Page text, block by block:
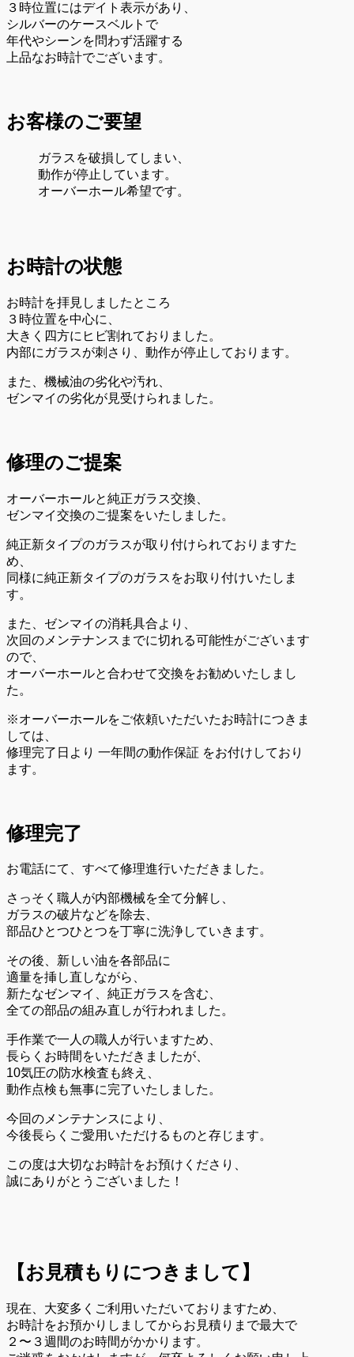
３時位置にはデイト表示があり、
シルバーのケースベルトで
年代やシーンを問わず活躍する
上品なお時計でございます。
お客様のご要望
ガラスを破損してしまい、
動作が停止しています。
オーバーホール希望です。
お時計の状態
お時計を拝見しましたところ
３時位置を中心に、
大きく四方にヒビ割れておりました。
内部にガラスが刺さり、動作が停止しております。
また、機械油の劣化や汚れ、
ゼンマイの劣化が見受けられました。
修理のご提案
オーバーホールと純正ガラス交換、
ゼンマイ交換のご提案をいたしました。
純正新タイプのガラスが取り付けられておりますた
め、
同様に純正新タイプのガラスをお取り付けいたしま
す。
また、ゼンマイの消耗具合より、
次回のメンテナンスまでに切れる可能性がございます
ので、
オーバーホールと合わせて交換をお勧めいたしまし
た。
※オーバーホールをご依頼いただいたお時計につきま
しては、
修理完了日より 一年間の動作保証 をお付けしており
ます。
修理完了
お電話にて、すべて修理進行いただきました。
さっそく職人が内部機械を全て分解し、
ガラスの破片などを除去、
部品ひとつひとつを丁寧に洗浄していきます。
その後、新しい油を各部品に
適量を挿し直しながら、
新たなゼンマイ、純正ガラスを含む、
全ての部品の組み直しが行われました。
手作業で一人の職人が行いますため、
長らくお時間をいただきましたが、
10気圧の防水検査も終え、
動作点検も無事に完了いたしました。
今回のメンテナンスにより、
今後長らくご愛用いただけるものと存じます。
この度は大切なお時計をお預けくださり、
誠にありがとうございました！
【お見積もりにつきまして】
現在、大変多くご利用いただいておりますため、
お時計をお預かりしましてからお見積りまで最大で
２〜３週間のお時間がかかります。